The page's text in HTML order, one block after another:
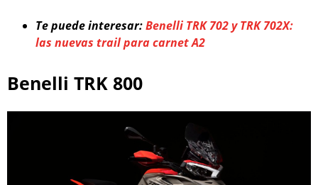
Te puede interesar:Benelli TRK 702 y TRK 702X:
las nuevas trail para carnet A2
Benelli TRK 800